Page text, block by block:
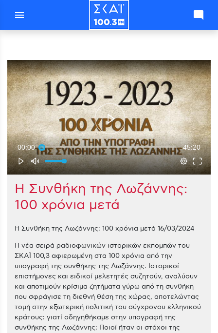
menu mode_comment
00:00 45:20
Η Συνθήκη της Λωζάννης:
100 χρόνια μετά
Η Συνθήκη της Λωζάννης: 100 χρόνια μετά 16/03/2024
Η νέα σειρά ραδιοφωνικών ιστορικών εκπομπών του
ΣΚΑΪ 100,3 αφιερωμένη στα 100 χρόνια από την
υπογραφή της συνθήκης της Λωζάννης. Ιστορικοί
επιστήμονες και ειδικοί μελετητές συζητούν, αναλύουν
και αποτιμούν κρίσιμα ζητήματα γύρω από τη συνθήκη
που σφράγισε τη διεθνή θέση της χώρας, αποτελώντας
τομή στην εξωτερική πολιτική του σύγχρονου ελληνικού
κράτους: γιατί οδηγηθήκαμε στην υπογραφή της
συνθήκης της Λωζάννης; Ποιοί ήταν οι στόχοι της